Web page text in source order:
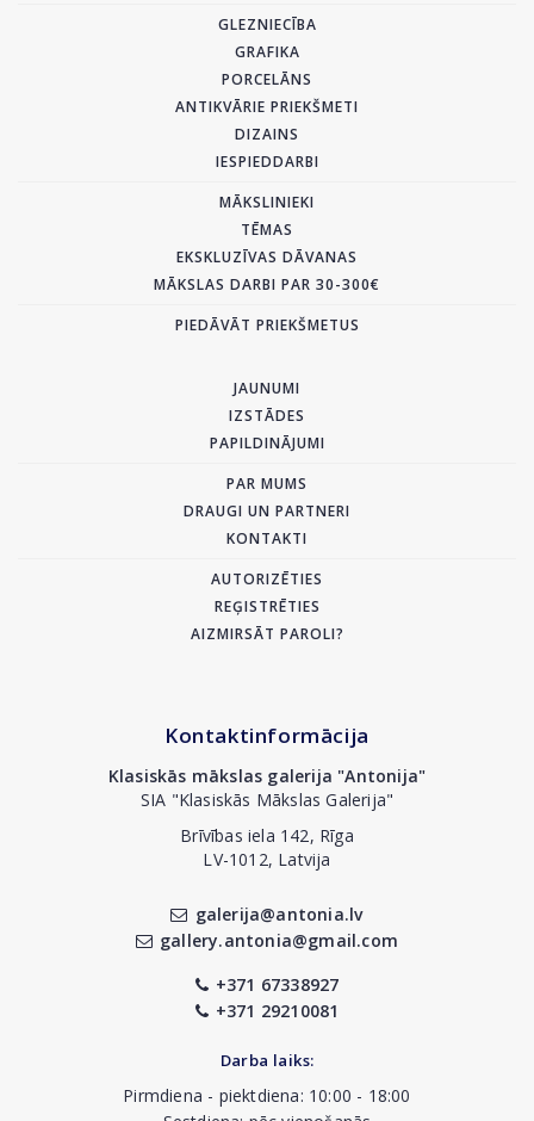
GLEZNIECĪBA
GRAFIKA
PORCELĀNS
ANTIKVĀRIE PRIEKŠMETI
DIZAINS
IESPIEDDARBI
MĀKSLINIEKI
TĒMAS
EKSKLUZĪVAS DĀVANAS
MĀKSLAS DARBI PAR 30-300€
PIEDĀVĀT PRIEKŠMETUS
JAUNUMI
IZSTĀDES
PAPILDINĀJUMI
PAR MUMS
DRAUGI UN PARTNERI
KONTAKTI
AUTORIZĒTIES
REĢISTRĒTIES
AIZMIRSĀT PAROLI?
Kontaktinformācija
Klasiskās mākslas galerija "Antonija"
SIA "Klasiskās Mākslas Galerija"
Brīvības iela 142, Rīga
LV-1012, Latvija
galerija@antonia.lv
gallery.antonia@gmail.com
+371 67338927
+371 29210081
Darba laiks:
Pirmdiena - piektdiena: 10:00 - 18:00